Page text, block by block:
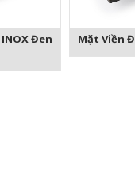
Đen
Mặt Viền